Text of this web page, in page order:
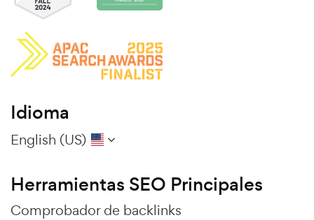
Idioma
English (US)
Herramientas SEO Principales
Comprobador de backlinks